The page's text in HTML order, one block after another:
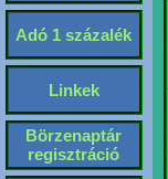
Adó 1 százalék
Linkek
Börzenaptár
regisztráció